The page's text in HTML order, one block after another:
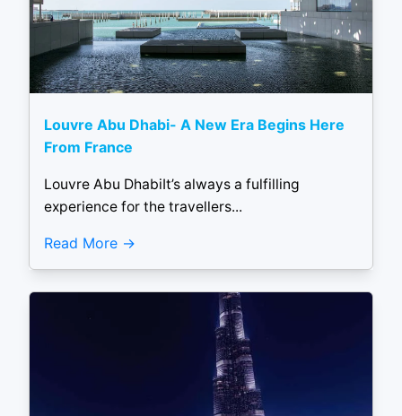
Louvre Abu Dhabi- A New Era Begins Here
From France
Louvre Abu DhabiIt’s always a fulfilling
experience for the travellers...
Read More